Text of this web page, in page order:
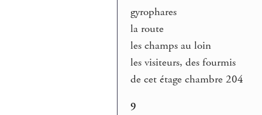
gyrophares
la route
les champs au loin
les visiteurs, des fourmis
de cet étage chambre 204
9